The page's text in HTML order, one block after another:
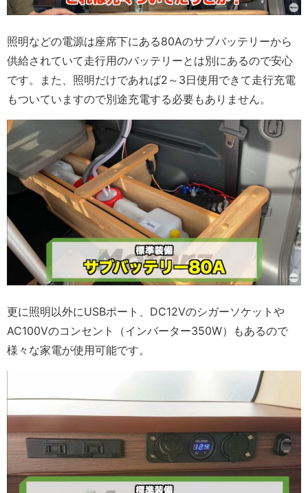
照明などの電源は座席下にある80Aのサブバッテリーから
供給されていて走行用のバッテリーとは別にあるので安心
です。また、照明だけであれば2～3日使用できて走行充電
もついていますので別途充電する必要もありません。
更に照明以外にUSBポート、DC12Vのシガーソケットや
AC100Vのコンセント（インバーター350W）もあるので
様々な家電が使用可能です。